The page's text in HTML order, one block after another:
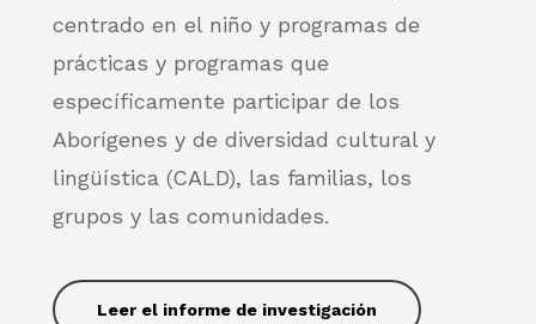
centrado en el niño y programas de
prácticas y programas que
específicamente participar de los
Aborígenes y de diversidad cultural y
lingüística (CALD), las familias, los
grupos y las comunidades.
Leer el informe de investigación